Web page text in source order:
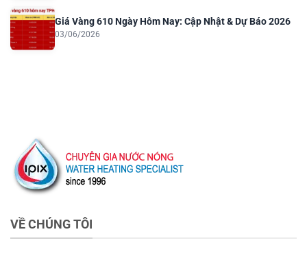
Giá Vàng 610 Ngày Hôm Nay: Cập Nhật & Dự Báo 2026
03/06/2026
VỀ CHÚNG TÔI